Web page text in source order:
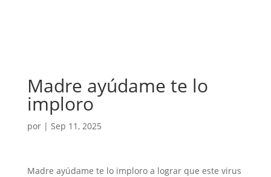
Madre ayúdame te lo
imploro
por | Sep 11, 2025
Madre ayúdame te lo imploro a lograr que este virus